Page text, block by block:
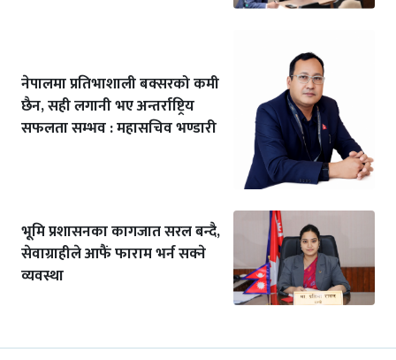
नेपालमा प्रतिभाशाली बक्सरको कमी
छैन, सही लगानी भए अन्तर्राष्ट्रिय
सफलता सम्भव : महासचिव भण्डारी
भूमि प्रशासनका कागजात सरल बन्दै,
सेवाग्राहीले आफैं फाराम भर्न सक्ने
व्यवस्था